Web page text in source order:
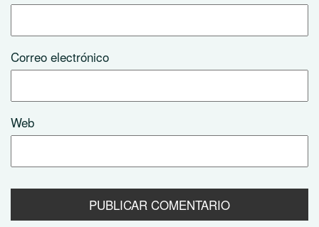
Correo electrónico
Web